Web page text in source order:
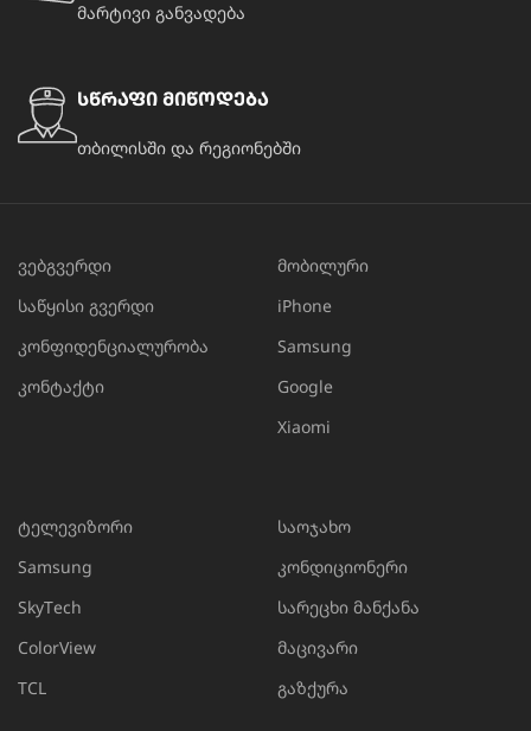
მარტივი განვადება
სწრაფი მიწოდება
თბილისში და რეგიონებში
ვებგვერდი
საწყისი გვერდი
კონფიდენციალურობა
კონტაქტი
მობილური
iPhone
Samsung
Google
Xiaomi
ტელევიზორი
Samsung
SkyTech
ColorView
TCL
საოჯახო
კონდიციონერი
სარეცხი მანქანა
მაცივარი
გაზქურა